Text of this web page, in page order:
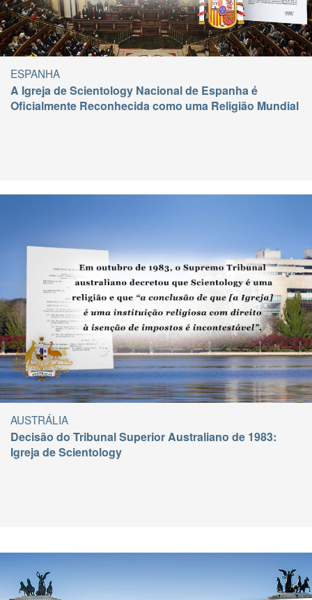
ESPANHA
A Igreja de Scientology Nacional de Espanha é
Oficialmente Reconhecida como uma Religião Mundial
AUSTRÁLIA
Decisão do Tribunal Superior Australiano de 1983:
Igreja de Scientology